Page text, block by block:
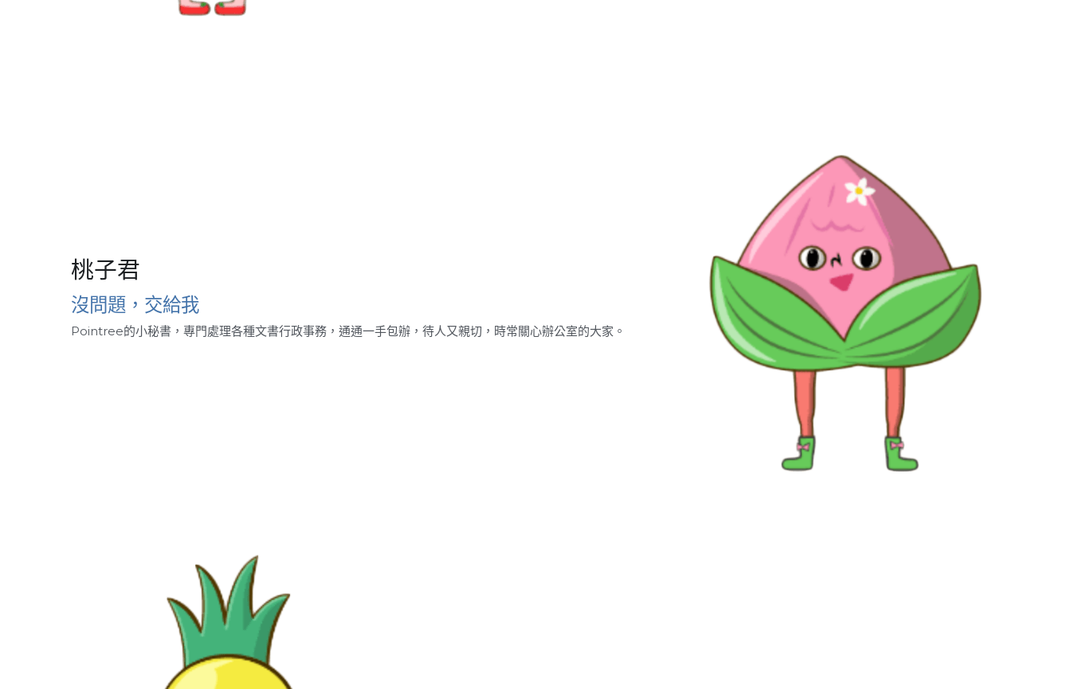
桃子君
沒問題，交給我
Pointree的小秘書，專門處理各種文書行政事務，通通一手包辦，待人又親切，時常關心辦公室的大家。